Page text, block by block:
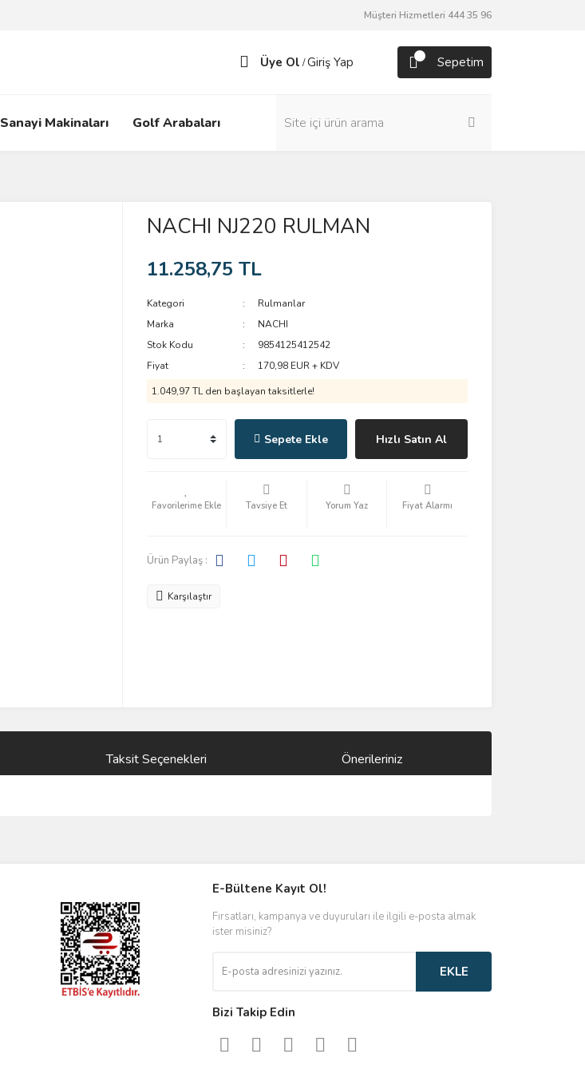
Müşteri Hizmetleri 444 35 96
Üye Ol /Giriş Yap Sepetim
Sanayi Makinaları Golf Arabaları
NACHI NJ220 RULMAN
11.258,75 TL
Kategori
Rulmanlar
Marka
NACHI
Stok Kodu
9854125412542
Fiyat
170,98 EUR + KDV
1.049,97 TL den başlayan taksitlerle!
Sepete Ekle Hızlı Satın Al
Tavsiye Et Yorum Yaz Fiyat Alarmı
Ürün Paylaş :
Karşılaştır
Taksit Seçenekleri Önerileriniz
Yorum Yaz
E-Bültene Kayıt Ol!
Fırsatları, kampanya ve duyuruları ile ilgili e-posta almak
ister misiniz?
EKLE
Bizi Takip Edin